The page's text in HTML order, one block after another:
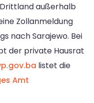
außerhalb
Zollanmeldung
nach Sarajewo. Bei
der private Hausrat
listet die
Amt